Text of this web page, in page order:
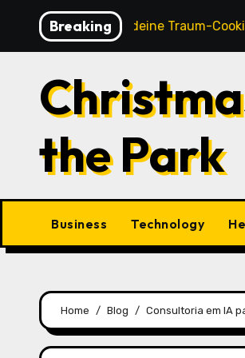
content
Breaking
kannst du deine Traum-Cookies
the Park
Business Technology
Home Blog Consultoria em IA